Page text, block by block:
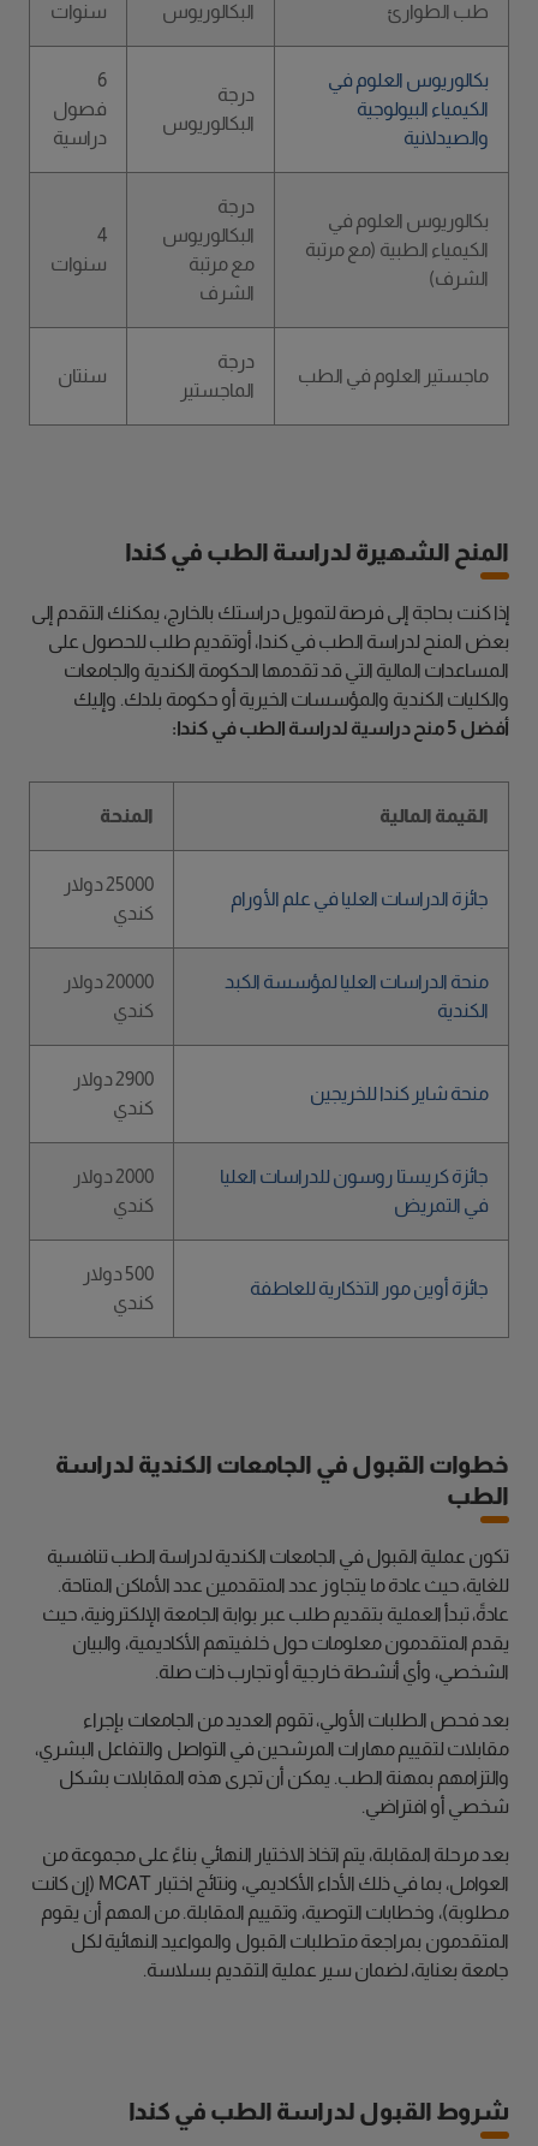
طب الطوارئ
البكالوريوس
سنوات
بكالوريوس العلوم في
الكيمياء البيولوجية
والصيدلانية
درجة
البكالوريوس
6
فصول
دراسية
بكالوريوس العلوم في
الكيمياء الطبية (مع مرتبة
الشرف)
درجة
البكالوريوس
مع مرتبة
الشرف
4
سنوات
ماجستير العلوم في الطب
درجة
الماجستير
سنتان
المنح الشهيرة لدراسة الطب في كندا
إذا كنت بحاجة إلى فرصة لتمويل دراستك بالخارج، يمكنك التقدم إلى
بعض المنح لدراسة الطب في كندا، أوتقديم طلب للحصول على
المساعدات المالية التي قد تقدمها الحكومة الكندية والجامعات
والكليات الكندية والمؤسسات الخيرية أو حكومة بلدك. وإليك
أفضل 5 منح دراسية لدراسة الطب في كندا:
القيمة المالية المنحة
جائزة الدراسات العليا في علم الأورام
25000 دولار
كندي
منحة الدراسات العليا لمؤسسة الكبد
الكندية
20000 دولار
كندي
منحة شاير كندا للخريجين
2900 دولار
كندي
جائزة كريستا روسون للدراسات العليا
في التمريض
2000 دولار
كندي
جائزة أوين مور التذكارية للعاطفة
500 دولار
كندي
خطوات القبول في الجامعات الكندية لدراسة
الطب
تكون عملية القبول في الجامعات الكندية لدراسة الطب تنافسية
للغاية، حيث عادة ما يتجاوز عدد المتقدمين عدد الأماكن المتاحة.
عادةً، تبدأ العملية بتقديم طلب عبر بوابة الجامعة الإلكترونية، حيث
يقدم المتقدمون معلومات حول خلفيتهم الأكاديمية، والبيان
الشخصي، وأي أنشطة خارجية أو تجارب ذات صلة.
بعد فحص الطلبات الأولي، تقوم العديد من الجامعات بإجراء
مقابلات لتقييم مهارات المرشحين في التواصل والتفاعل البشري،
والتزامهم بمهنة الطب. يمكن أن تجرى هذه المقابلات بشكل
شخصي أو افتراضي.
بعد مرحلة المقابلة، يتم اتخاذ الاختيار النهائي بناءً على مجموعة من
العوامل، بما في ذلك الأداء الأكاديمي، ونتائج اختبار MCAT (إن كانت
مطلوبة)، وخطابات التوصية، وتقييم المقابلة. من المهم أن يقوم
المتقدمون بمراجعة متطلبات القبول والمواعيد النهائية لكل
جامعة بعناية، لضمان سير عملية التقديم بسلاسة.
شروط القبول لدراسة الطب في كندا